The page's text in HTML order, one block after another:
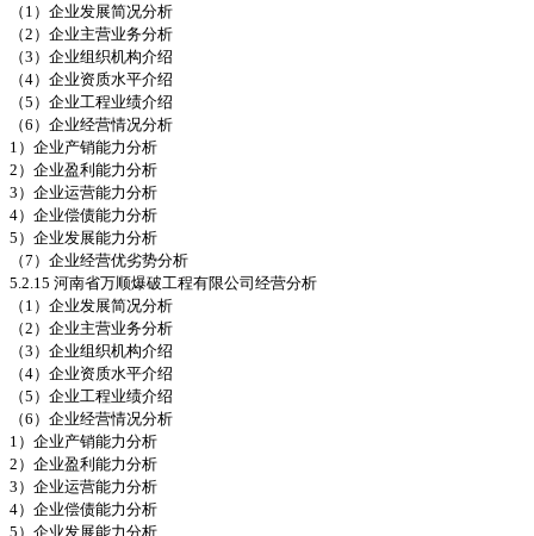
（1）企业发展简况分析
（2）企业主营业务分析
（3）企业组织机构介绍
（4）企业资质水平介绍
（5）企业工程业绩介绍
（6）企业经营情况分析
1）企业产销能力分析
2）企业盈利能力分析
3）企业运营能力分析
4）企业偿债能力分析
5）企业发展能力分析
（7）企业经营优劣势分析
5.2.15 河南省万顺爆破工程有限公司经营分析
（1）企业发展简况分析
（2）企业主营业务分析
（3）企业组织机构介绍
（4）企业资质水平介绍
（5）企业工程业绩介绍
（6）企业经营情况分析
1）企业产销能力分析
2）企业盈利能力分析
3）企业运营能力分析
4）企业偿债能力分析
5）企业发展能力分析